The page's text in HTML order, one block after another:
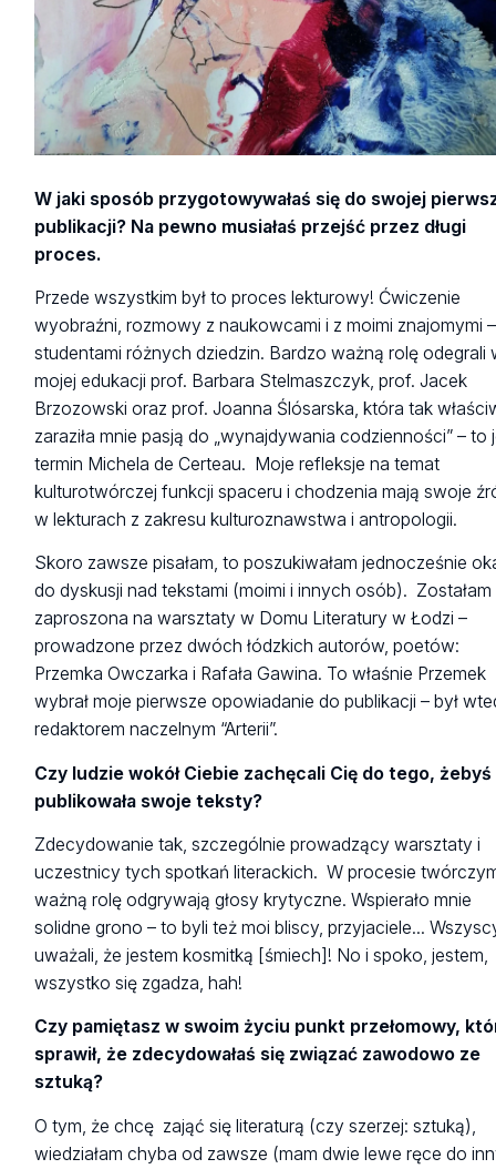
W jaki sposób przygotowywałaś się do swojej
publikacji? Na pewno musiałaś przejść przez długi
proces.
Przede wszystkim był to proces lekturowy! Ćwiczenie
wyobraźni, rozmowy z naukowcami i z moimi znajomymi
studentami różnych dziedzin. Bardzo ważną rolę odegrali
mojej edukacji prof. Barbara Stelmaszczyk, prof. Jacek
Brzozowski oraz prof. Joanna Ślósarska, która tak
zaraziła mnie pasją do „wynajdywania codzienności” – to
termin Michela de Certeau. Moje refleksje na temat
kulturotwórczej funkcji spaceru i chodzenia mają swoje
w lekturach z zakresu kulturoznawstwa i antropologii.
Skoro zawsze pisałam, to poszukiwałam jednocześnie
do dyskusji nad tekstami (moimi i innych osób). Zostałam
zaproszona na warsztaty w Domu Literatury w Łodzi –
prowadzone przez dwóch łódzkich autorów, poetów:
Przemka Owczarka i Rafała Gawina. To właśnie Przemek
wybrał moje pierwsze opowiadanie do publikacji – był
redaktorem naczelnym “Arterii”.
Czy ludzie wokół Ciebie zachęcali Cię do tego, żebyś
publikowała swoje teksty?
Zdecydowanie tak, szczególnie prowadzący warsztaty i
uczestnicy tych spotkań literackich. W procesie
ważną rolę odgrywają głosy krytyczne. Wspierało mnie
solidne grono – to byli też moi bliscy, przyjaciele...
uważali, że jestem kosmitką [śmiech]! No i spoko, jestem,
wszystko się zgadza, hah!
Czy pamiętasz w swoim życiu punkt przełomowy,
sprawił, że zdecydowałaś się związać zawodowo ze
sztuką?
O tym, że chcę zająć się literaturą (czy szerzej: sztuką),
wiedziałam chyba od zawsze (mam dwie lewe ręce do